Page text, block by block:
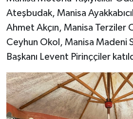
Ateşbudak, Manisa
Ahmet Akçın, Manisa Terziler
Ceyhun Okol, Manisa Madeni
Başkanı Levent Pirinççiler